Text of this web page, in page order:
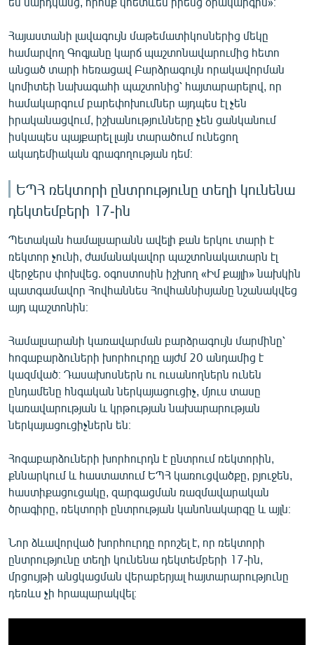
Հայաստանի լավագույն մաթեմատիկոսներից մեկը
համարվող Գոգյանը կարճ պաշտոնավարումից հետո
անցած տարի հեռացավ Բարձրագույն որակավորման
կոմիտեի նախագահի պաշտոնից՝ հայտարարելով, որ
համակարգում բարեփոխումներ այդպես էլ չեն
իրականացվում, իշխանությունները չեն ցանկանում
իսկապես պայքարել լայն տարածում ունեցող
ակադեմիական գրագողության դեմ։
ԵՊՀ ռեկտորի ընտրությունը տեղի կունենա
դեկտեմբերի 17-ին
Պետական համալսարանն ավելի քան երկու տարի է
ռեկտոր չունի, ժամանակավոր պաշտոնակատարն էլ
վերջերս փոխվեց. օգոստոսին իշխող «Իմ քայլի» նախկին
պատգամավոր Հովհաննես Հովհաննիսյանը նշանակվեց
այդ պաշտոնին։
Համալսարանի կառավարման բարձրագույն մարմինը՝
հոգաբարձուների խորհուրդը այժմ 20 անդամից է
կազմված։ Դասախոսներն ու ուսանողներն ունեն
ընդամենը հնգական ներկայացուցիչ, մյուս տասը
կառավարության և կրթության նախարարության
ներկայացուցիչներն են։
Հոգաբարձուների խորհուրդն է ընտրում ռեկտորին,
քննարկում և հաuտատում ԵՊՀ կառուցվածքը, բյուջեն,
հաստիքացուցակը, զարգացման ռազմավարական
ծրագիրը, ռեկտորի ընտրության կանոնակարգը և այլն։
Նոր ձևավորված խորհուրդը որոշել է, որ ռեկտորի
ընտրությունը տեղի կունենա դեկտեմբերի 17-ին,
մրցույթի անցկացման վերաբերյալ հայտարարությունը
դեռևս չի հրապարակվել։